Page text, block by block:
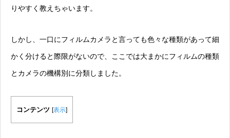
りやすく教えちゃいます。
しかし、一口にフィルムカメラと言っても色々な種類があって細
かく分けると際限がないので、ここでは大まかにフィルムの種類
とカメラの機構別に分類しました。
コンテンツ [表示]